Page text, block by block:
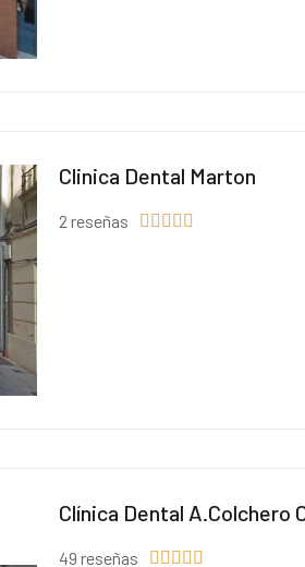
Clinica Dental Marton
2 reseñas     
Clínica Dental A.Colchero
49 reseñas     